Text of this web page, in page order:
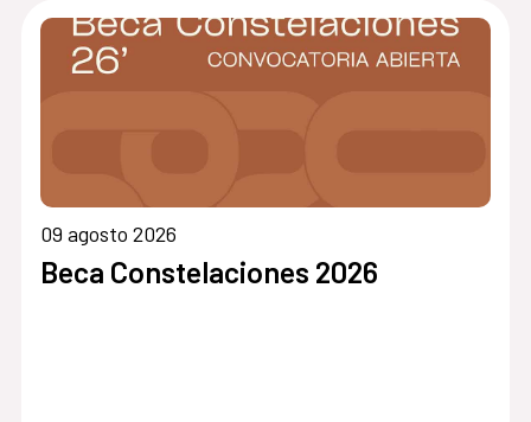
09 agosto 2026
Beca Constelaciones 2026